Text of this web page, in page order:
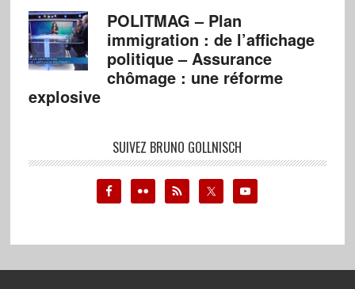
POLITMAG – Plan
immigration : de l’affichage
politique – Assurance
chômage : une réforme
explosive
SUIVEZ BRUNO GOLLNISCH